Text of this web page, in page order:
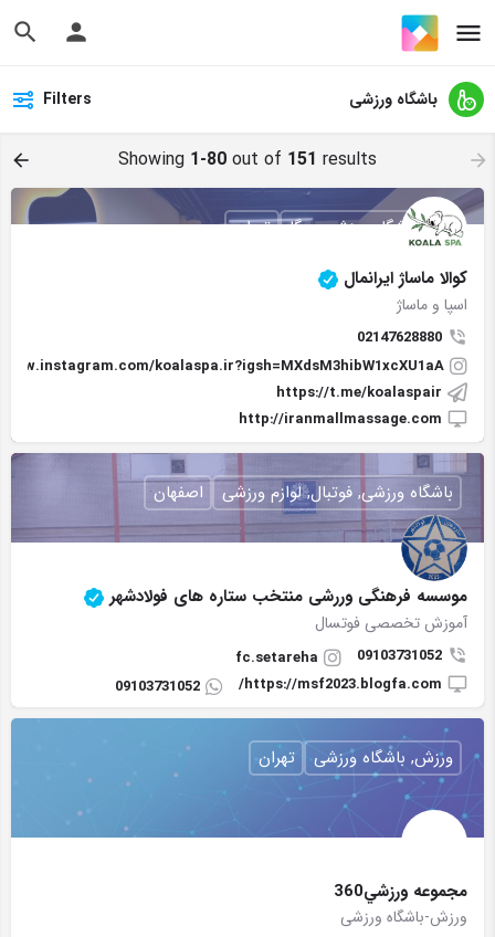
باشگاه ورزشی Filters
Showing 1-80 out of 151 results
کوالا ماساژ ایرانمال
اسپا و ماساژ
02147628880
koalaspa.ir?igsh=MXdsM3hibW1xcXU1aA==
https://t.me/koalaspair
http://iranmallmassage.com
اسپا, باشگاه ورزشی, یوگا تهران
موسسه فرهنگی وررشی منتخب ستاره های فولادشهر
آموزش تخصصی فوتسال
09103731052
fc.setareha
https://msf2023.blogfa.com/
09103731052
باشگاه ورزشی, فوتبال, لوازم ورزشی اصفهان
مجموعه ورزشي360
ورزش-باشگاه ورزشی
ورزش, باشگاه ورزشی تهران